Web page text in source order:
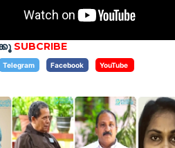
Telegram Facebook YouTube